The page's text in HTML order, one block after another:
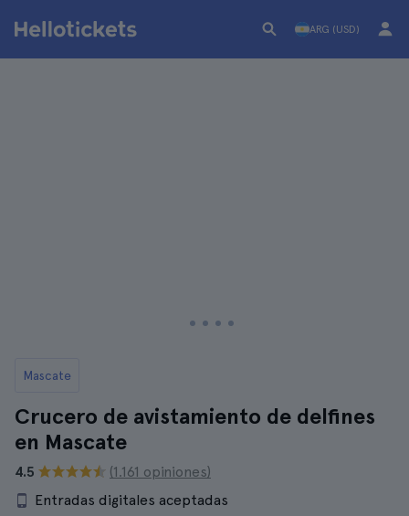
ARG (USD)
Mascate
Crucero de avistamiento de delfines
en Mascate
4.5
(1.161 opiniones)
Entradas digitales aceptadas